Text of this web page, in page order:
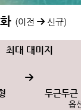
(이전 신규)
최대 대미지
두근두근
옵